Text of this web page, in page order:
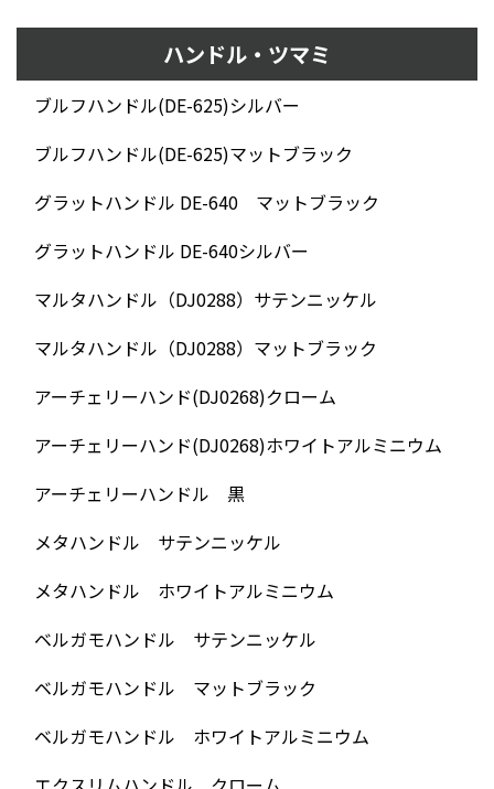
ハンドル・ツマミ
ブルフハンドル(DE-625)シルバー
ブルフハンドル(DE-625)マットブラック
グラットハンドル DE-640 マットブラック
グラットハンドル DE-640シルバー
マルタハンドル（DJ0288）サテンニッケル
マルタハンドル（DJ0288）マットブラック
アーチェリーハンド(DJ0268)クローム
アーチェリーハンド(DJ0268)ホワイトアルミニウム
アーチェリーハンドル 黒
メタハンドル サテンニッケル
メタハンドル ホワイトアルミニウム
ベルガモハンドル サテンニッケル
ベルガモハンドル マットブラック
ベルガモハンドル ホワイトアルミニウム